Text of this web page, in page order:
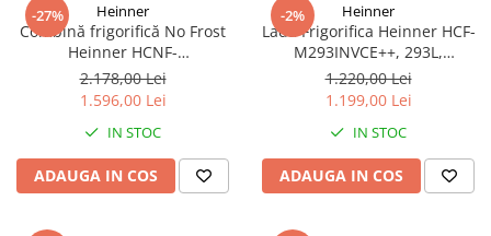
-27% Heinner
Combină frigorifică No Frost
Heinner HCNF-
HM293INVXE++, 293L,
Compresor Inverter, Clasa E,
Uși Reversibile, Aspect Inox
2.178,00 Lei
1.596,00 Lei
IN STOC
ADAUGA IN COS
-2% Heinner
Lada Frigorifica Heinner HCF-
M293INVCE++, 293L,
Convertibila
Frigider/Congelator,
Compresor Inverter, Clasa
Energetica E, 2 Cosuri, Lumina
LED, Alb
1.220,00 Lei
1.199,00 Lei
IN STOC
ADAUGA IN COS